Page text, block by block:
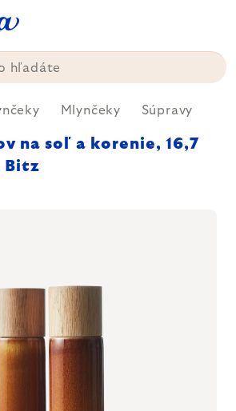
Mlynčeky Súpravy
na soľ a korenie, 16,7
Bitz